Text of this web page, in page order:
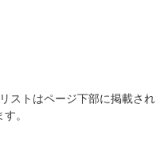
ストはページ下部に掲載され
。